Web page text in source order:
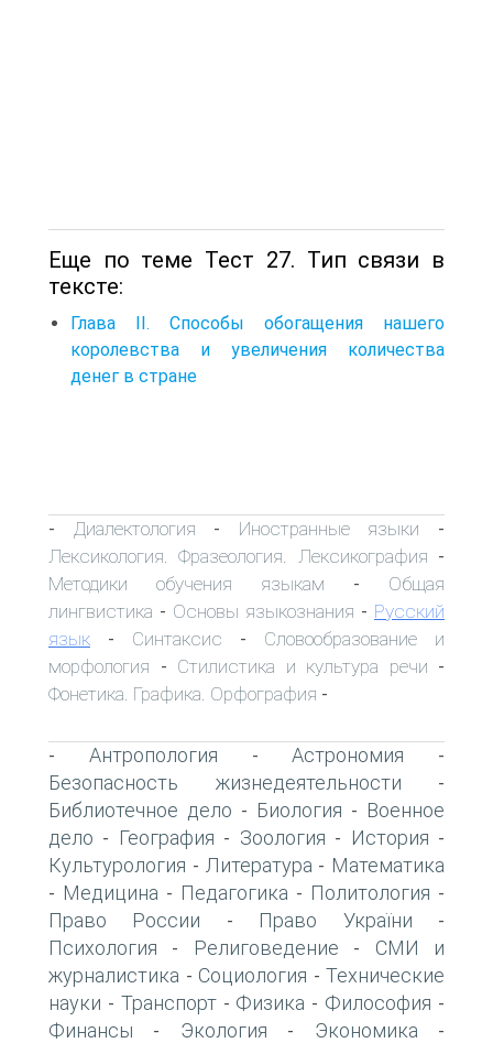
Еще по теме Тест 27. Тип связи в
тексте:
Глава II. Способы обогащения нашего
королевства и увеличения количества
денег в стране
- Диалектология - Иностранные языки -
Лексикология. Фразеология. Лексикография -
Методики обучения языкам - Общая
лингвистика - Основы языкознания - Русский
язык - Синтаксис - Словообразование и
морфология - Стилистика и культура речи -
Фонетика. Графика. Орфография -
- Антропология -Астрономия -
Безопасность жизнедеятельности -
Библиотечное дело - Биология - Военное
дело - География - Зоология - История -
Культурология - Литература - Математика
- Медицина - Педагогика - Политология -
Право России - Право України -
Психология - Религоведение - СМИ и
журналистика - Социология - Технические
науки - Транспорт- Физика - Философия -
Финансы - Экология - Экономика -